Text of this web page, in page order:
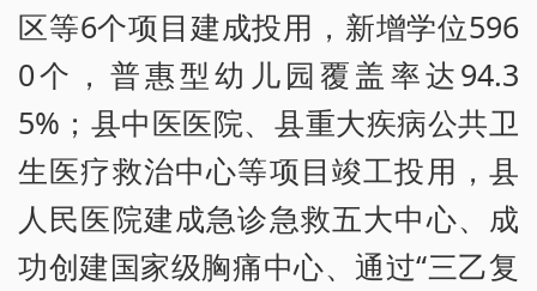
区等6个项目建成投用，新增学位596
0个，普惠型幼儿园覆盖率达94.3
5%；县中医医院、县重大疾病公共卫
生医疗救治中心等项目竣工投用，县
人民医院建成急诊急救五大中心、成
功创建国家级胸痛中心、通过“三乙复